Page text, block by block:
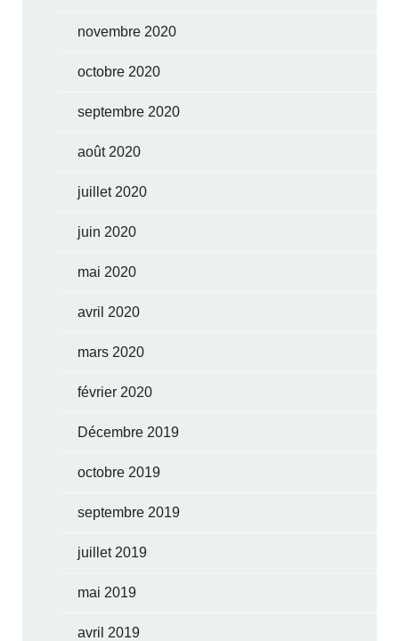
novembre 2020
octobre 2020
septembre 2020
août 2020
juillet 2020
juin 2020
mai 2020
avril 2020
mars 2020
février 2020
Décembre 2019
octobre 2019
septembre 2019
juillet 2019
mai 2019
avril 2019